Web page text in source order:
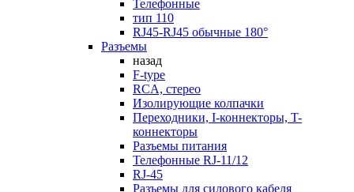
Телефонные
тип 110
RJ45-RJ45 обычные 180°
Разъемы
назад
F-type
RCA, стерео
Изолирующие колпачки
Переходники, I-коннекторы, T-
коннекторы
Разъемы питания
Телефонные RJ-11/12
RJ-45
Разъемы для силового кабеля